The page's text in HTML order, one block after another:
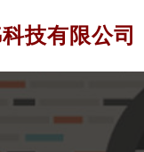
技有限公司